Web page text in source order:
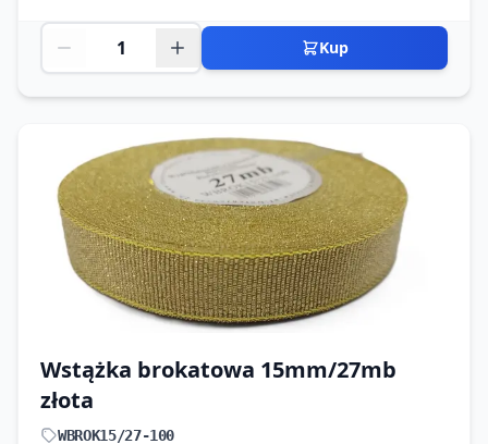
Kup
Wstążka brokatowa 15mm/27mb
złota
WBROK15/27-100